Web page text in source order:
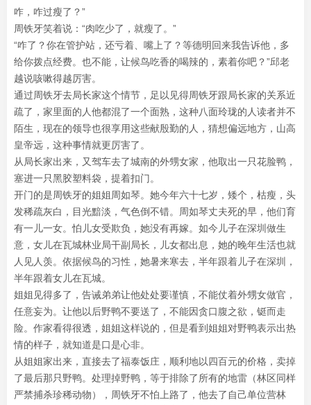
咋，咋过瘦了？”
周铁牙笑着说：“肉吃少了，就瘦了。”
“咋了？你在管护站，还亏着、嘴上了？等德明回来我告诉他，多
给你拨点经费。也不能，让候鸟吃香的喝辣的，素着你吧？”邱老
越说咳嗽得越厉害。
通过周铁牙去局长家这个情节，足以见得周铁牙跟局长家的关系近
疏了，家里面的人他都混了一个面熟，这种八面玲珑的人读者并不
陌生，现在的领导也很享用这些献殷勤的人，猜想偏远地方，山高
皇帝远，这种事情就更厉害了。
从局长家出来，又驾车去了城南的外甥女家，他取出一只花脸鸭，
塞进一只黑胶塑料袋，提着扣门。
开门的是周铁牙的姐姐周如琴。她今年六十七岁，矮个，枯瘦，头
发稀疏灰白，目光黯淡，气色倒不错。周如琴丈夫死的早，他们育
有一儿一女。怕儿女受欺负，她没有再嫁。如今儿子在深圳做生
意，女儿在瓦城林业局干副局长，儿女都出息，她的晚年生活也就
人见人羡。依据候鸟的习性，她暑来寒去，半年跟着儿子在深圳，
半年跟着女儿在瓦城。
姐姐见得多了，告诫弟弟让他处处要谨慎，不能仗着外甥女做官，
任意妄为。让他以后野鸭不要送了，不能因贪口腹之欲，铤而走
险。作家看得很透，姐姐这样说的，但是看到姐姐对野鸭表示出热
情的样子，就知道是口是心非。
从姐姐家出来，直接去了福泰饭庄，顺利地以四百元的价格，卖掉
了最后那只野鸭。处理掉野鸭，等于排除了所有的地雷（林区同样
严禁捕杀珍稀动物），周铁牙不怕上路了，他去了自己单位营林